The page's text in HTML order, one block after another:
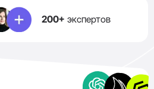
200+ экспертов